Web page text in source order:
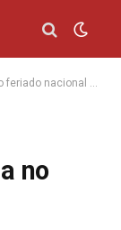
da Consciência Negra
no